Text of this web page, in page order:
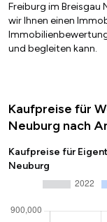
Freiburg im Breisgau
wir Ihnen einen
und begleiten kann.
Kaufpreise für
Neuburg nach
Kaufpreise für
Neuburg